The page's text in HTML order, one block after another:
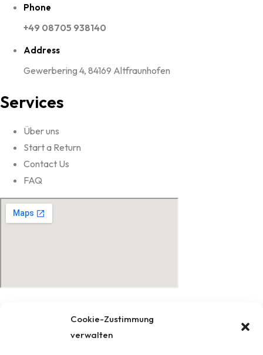
Cookie-Zustimmung
verwalten
Phone
+49 08705 938140
Address
Gewerbering 4, 84169 Altfraunhofen
Services
Über uns
Start a Return
Contact Us
FAQ
© 2022 Sticker-Schilder